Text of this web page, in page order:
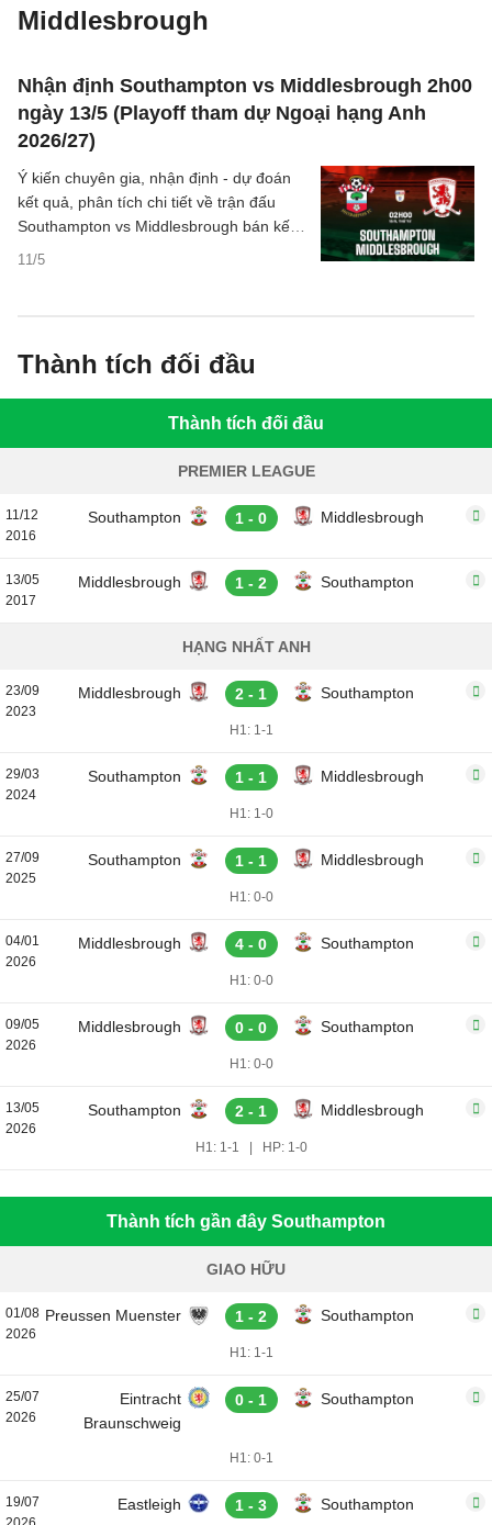
Middlesbrough
Nhận định Southampton vs Middlesbrough 2h00
ngày 13/5 (Playoff tham dự Ngoại hạng Anh
2026/27)
11/5
Ý kiến chuyên gia, nhận định - dự đoán
kết quả, phân tích chi tiết về trận đấu
Southampton vs Middlesbrough bán kết
playoff tranh vé tham dự Premier League
Thành tích đối đầu
Thành tích đối đầu
PREMIER LEAGUE
11/12
2016
Southampton 1 - 0 Middlesbrough
13/05
2017
Middlesbrough 1 - 2 Southampton
HẠNG NHẤT ANH
23/09
2023
Middlesbrough 2 - 1 Southampton
H1: 1-1
29/03
2024
Southampton 1 - 1 Middlesbrough
H1: 1-0
27/09
2025
Southampton 1 - 1 Middlesbrough
H1: 0-0
04/01
2026
Middlesbrough 4 - 0 Southampton
H1: 0-0
09/05
2026
Middlesbrough 0 - 0 Southampton
H1: 0-0
13/05
2026
Southampton 2 - 1 Middlesbrough
H1: 1-1 HP: 1-0
Thành tích gần đây Southampton
GIAO HỮU
01/08
2026
Preussen Muenster 1 - 2 Southampton
H1: 1-1
25/07
2026
Eintracht
Braunschweig
0 - 1 Southampton
H1: 0-1
19/07
Eastleigh 1 - 3 Southampton